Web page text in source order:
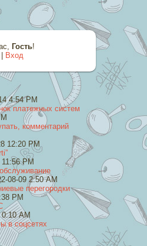
, Гость!
Вход
4:54 PM
платежных систем
комментарий
12:20 PM
PM
08-09 2:50 AM
перегородки
PM
AM
в соцсетях